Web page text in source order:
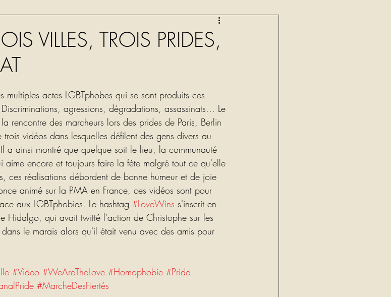
VILLES, TROIS PRIDES,
actes LGBTphobes qui se sont produits ces
agressions, dégradations, assassinats... Le
rencontre des marcheurs lors des prides de Paris, Berlin
vidéos dans lesquelles défilent des gens divers au
a ainsi montré que quelque soit le lieu, la communauté
aime encore et toujours faire la fête malgré tout ce qu'elle
ces réalisations débordent de bonne humeur et de joie
animé sur la PMA en France, ces vidéos sont pour
aux LGBTphobies. Le hashtag #LoveWins s'inscrit en
Hidalgo, qui avait twitté l'action de Christophe sur les
le marais alors qu'il était venu avec des amis pour
#Video #WeAreTheLove #Homophobie #Pride
#MarcheDesFiertés